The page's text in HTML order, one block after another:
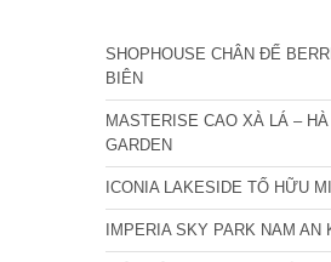
SHOPHOUSE CHÂN ĐẾ
BIÊN
MASTERISE CAO XÀ LÁ –
GARDEN
ICONIA LAKESIDE TỐ HỮU
IMPERIA SKY PARK NAM AN